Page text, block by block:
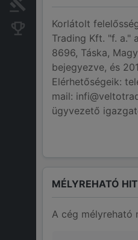
Konkurens cégek
Korlátolt
Trading Kft. "f. a."
8696, Táska,
bejegyezve, és
Elérhetőségeik:
mail:
ügyvezető
MÉLYREHATÓ
A cég mélyreható